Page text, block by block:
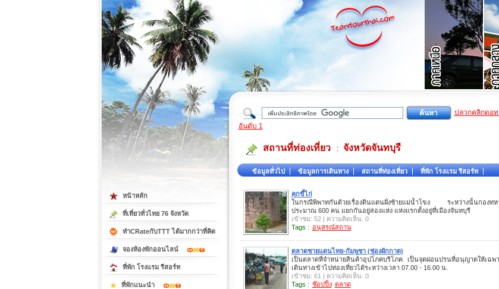
ที่เที่ยวภาคใต้
ปลวกคลิกดอ
อันดับ 1
สถานที่ท่องเที่ยว : จังหวัดจันทบุรี
ข้อมูลทั่วไป ข้อมูลการเดินทาง สถานที่ท่องเที่ยว ที่พัก โรงแรม รีสอร์ท
คุกขี้ไก่
ในกรณีพิพาทกันด้วยเรื่องดินแดนฝั่งซ้ายแม่น้ำโขง ระหว่างนั้นกองทหา
ประมาณ 600 คน แยกกันอยู่สองแห่ง แห่งแรกตั้งอยู่ที่เมืองจันทบุรี
เข้าชม: 52 | ความคิดเห็น: 0
Tags : อนุสรณ์สถาน
ตลาดชายแดนไทย-กัมพูชา (ช่องผักกาด)
เป็นตลาดที่จำหน่ายสินค้าอุปโภคบริโภค เป็นจุดผ่อนปรนที่อนุญาตให้เฉพ
เดินทางเข้าไปท่องเที่ยวได้ระหว่างเวลา 07.00 - 16.00 น.
เข้าชม: 61 | ความคิดเห็น: 0
Tags : ช๊อปปิ้ง ตลาด
หน้าหลัก
ที่เที่ยวทั่วไทย 76 จังหวัด
ทำCRateกับTTT ได้มากกว่าที่คิด
จองห้องพักออนไลน์
ที่พัก โรงแรม รีสอร์ท
ที่พักแนะนำ